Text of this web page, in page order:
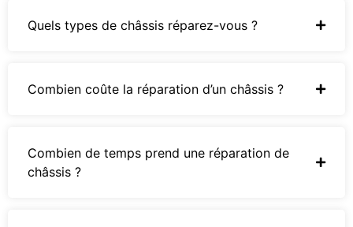
Quels types de châssis réparez-vous ?
Combien coûte la réparation d’un châssis ?
Combien de temps prend une réparation de
châssis ?